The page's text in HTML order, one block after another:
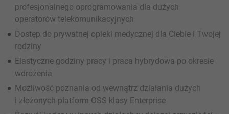
profesjonalnego oprogramowania dla dużych
operatorów telekomunikacyjnych
Dostęp do prywatnej opieki medycznej dla Ciebie i Twojej
rodziny
Elastyczne godziny pracy i praca hybrydowa po okresie
wdrożenia
Możliwość poznania od wewnątrz działania dużych
i złożonych platform OSS klasy Enterprise